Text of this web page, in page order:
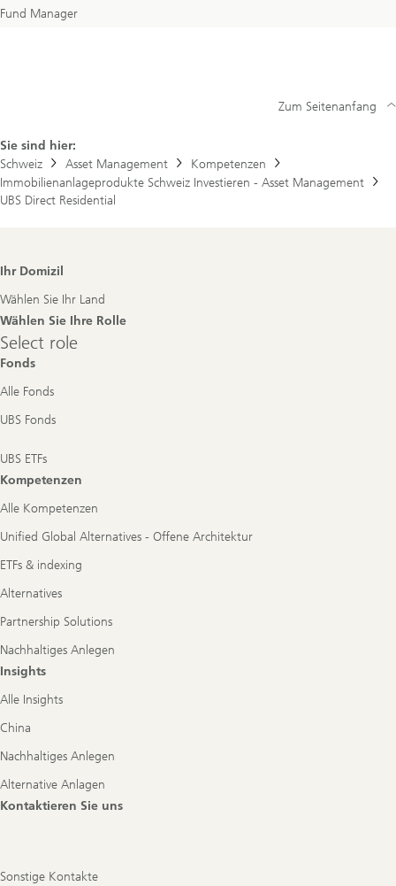
Fund Manager
Sie sind hier:
Schweiz
Asset Management
Kompetenzen
Immobilienanlageprodukte Schweiz Investieren - Asset Management
UBS Direct Residential
Zum Seitenanfang
Footer
Ihr Domizil
Wählen Sie Ihr Land
Wählen Sie Ihre Rolle
Select
role
Select role
Fonds
Alle Fonds
UBS Fonds
UBS ETFs
Kompetenzen
Alle Kompetenzen
Unified Global Alternatives - Offene Architektur
ETFs & indexing
Alternatives
Partnership Solutions
Nachhaltiges Anlegen
Insights
Alle Insights
China
Nachhaltiges Anlegen
Alternative Anlagen
Kontaktieren Sie uns
Sonstige Kontakte